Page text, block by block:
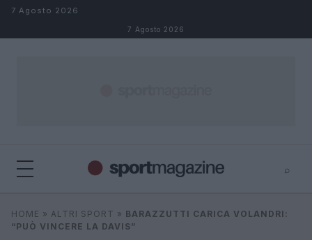
Salta al contenuto
7 Agosto 2026
7 Agosto 2026
⌕
Cerca
⌕
HOME » ALTRI SPORT » BARAZZUTTI CARICA VOLANDRI:
“PUÒ VINCERE LA DAVIS”